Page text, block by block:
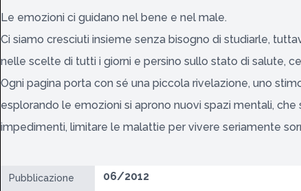
Le emozioni ci guidano nel bene e nel male.
Ci siamo cresciuti insieme senza bisogno di studiarle,
nelle scelte di tutti i giorni e persino sullo stato di salute,
Ogni pagina porta con sé una piccola rivelazione, uno
esplorando le emozioni si aprono nuovi spazi mentali,
impedimenti, limitare le malattie per vivere seriamente
Pubblicazione 06/2012